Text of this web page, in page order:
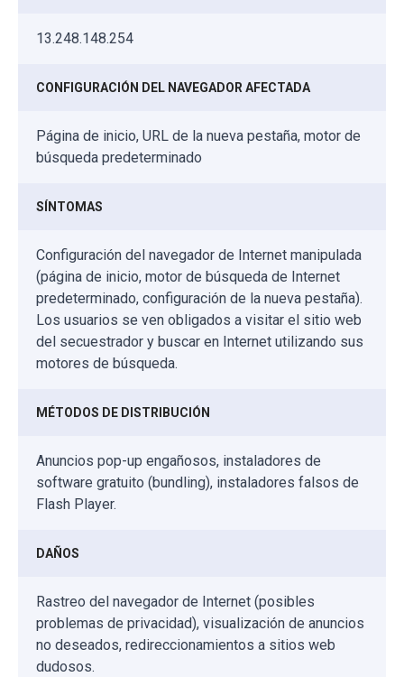
13.248.148.254
CONFIGURACIÓN DEL NAVEGADOR AFECTADA
Página de inicio, URL de la nueva pestaña, motor de
búsqueda predeterminado
SÍNTOMAS
Configuración del navegador de Internet manipulada
(página de inicio, motor de búsqueda de Internet
predeterminado, configuración de la nueva pestaña).
Los usuarios se ven obligados a visitar el sitio web
del secuestrador y buscar en Internet utilizando sus
motores de búsqueda.
MÉTODOS DE DISTRIBUCIÓN
Anuncios pop-up engañosos, instaladores de
software gratuito (bundling), instaladores falsos de
Flash Player.
DAÑOS
Rastreo del navegador de Internet (posibles
problemas de privacidad), visualización de anuncios
no deseados, redireccionamientos a sitios web
dudosos.